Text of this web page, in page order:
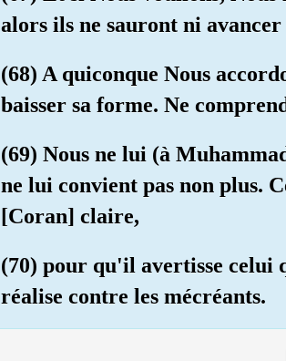
alors ils ne sauront ni
(68) A quiconque Nous
baisser sa forme. Ne
(69) Nous ne lui (à
ne lui convient pas non plus.
[Coran] claire,
(70) pour qu'il avertisse celui
réalise contre les mécréants.